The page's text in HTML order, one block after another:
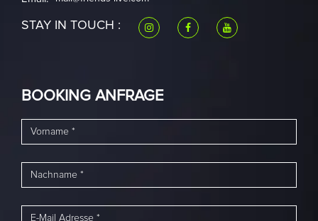
STAY IN TOUCH :
BOOKING ANFRAGE